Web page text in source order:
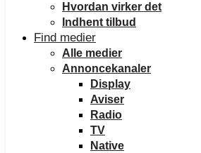
Hvordan virker det
Indhent tilbud
Find medier
Alle medier
Annoncekanaler
Display
Aviser
Radio
TV
Native